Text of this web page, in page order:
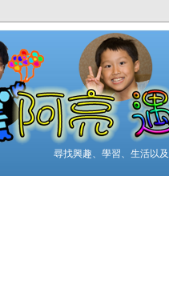
尋找興趣、學習、生活以